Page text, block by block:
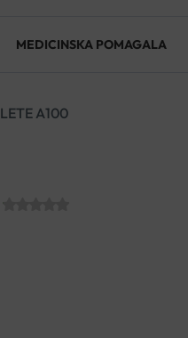
MEDICINSKA POMAGALA
A100
SOLGAR